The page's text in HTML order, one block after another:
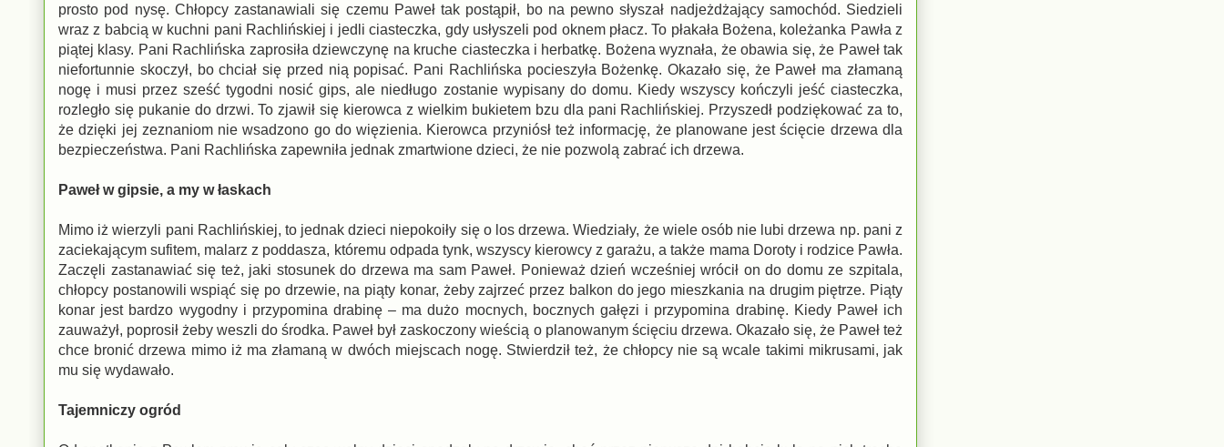
prosto pod nysę. Chłopcy zastanawiali się czemu Paweł tak postąpił, bo na pewno słyszał nadjeżdżający samochód. Siedzieli
wraz z babcią w kuchni pani Rachlińskiej i jedli ciasteczka, gdy usłyszeli pod oknem płacz. To płakała Bożena, koleżanka Pawła z
piątej klasy. Pani Rachlińska zaprosiła dziewczynę na kruche ciasteczka i herbatkę. Bożena wyznała, że obawia się, że Paweł tak
niefortunnie skoczył, bo chciał się przed nią popisać. Pani Rachlińska pocieszyła Bożenkę. Okazało się, że Paweł ma złamaną
nogę i musi przez sześć tygodni nosić gips, ale niedługo zostanie wypisany do domu. Kiedy wszyscy kończyli jeść ciasteczka,
rozległo się pukanie do drzwi. To zjawił się kierowca z wielkim bukietem bzu dla pani Rachlińskiej. Przyszedł podziękować za to,
że dzięki jej zeznaniom nie wsadzono go do więzienia. Kierowca przyniósł też informację, że planowane jest ścięcie drzewa dla
bezpieczeństwa. Pani Rachlińska zapewniła jednak zmartwione dzieci, że nie pozwolą zabrać ich drzewa.
Paweł w gipsie, a my w łaskach
Mimo iż wierzyli pani Rachlińskiej, to jednak dzieci niepokoiły się o los drzewa. Wiedziały, że wiele osób nie lubi drzewa np. pani z
zaciekającym sufitem, malarz z poddasza, któremu odpada tynk, wszyscy kierowcy z garażu, a także mama Doroty i rodzice Pawła.
Zaczęli zastanawiać się też, jaki stosunek do drzewa ma sam Paweł. Ponieważ dzień wcześniej wrócił on do domu ze szpitala,
chłopcy postanowili wspiąć się po drzewie, na piąty konar, żeby zajrzeć przez balkon do jego mieszkania na drugim piętrze. Piąty
konar jest bardzo wygodny i przypomina drabinę – ma dużo mocnych, bocznych gałęzi i przypomina drabinę. Kiedy Paweł ich
zauważył, poprosił żeby weszli do środka. Paweł był zaskoczony wieścią o planowanym ścięciu drzewa. Okazało się, że Paweł też
chce bronić drzewa mimo iż ma złamaną w dwóch miejscach nogę. Stwierdził też, że chłopcy nie są wcale takimi mikrusami, jak
mu się wydawało.
Tajemniczy ogród